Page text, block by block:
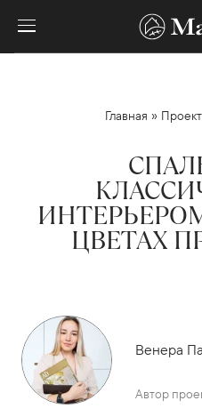
Главная »
ЦВЕТАХ
Венера
Автор